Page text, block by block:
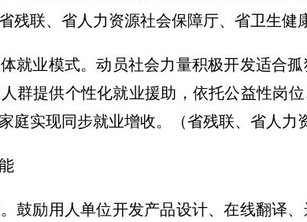
省残联、省人力资源社会保障厅、省卫生健
就业模式。动员社会力量积极开发适合
群提供个性化就业援助，依托公益性岗
庭实现同步就业增收。
（省残联、省人力
鼓励用人单位开发产品设计、在线翻译